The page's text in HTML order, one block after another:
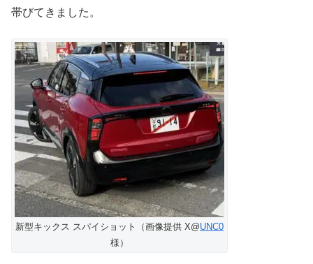
帯びてきました。
新型キックス スパイショット（画像提供 X@UNC0
様）